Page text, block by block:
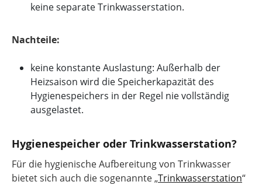
keine separate Trinkwasserstation.
Nachteile:
keine konstante Auslastung: Außerhalb der
Heizsaison wird die Speicherkapazität des
Hygienespeichers in der Regel nie vollständig
ausgelastet.
Hygienespeicher oder Trinkwasserstation?
Für die hygienische Aufbereitung von Trinkwasser
bietet sich auch die sogenannte „Trinkwasserstation“